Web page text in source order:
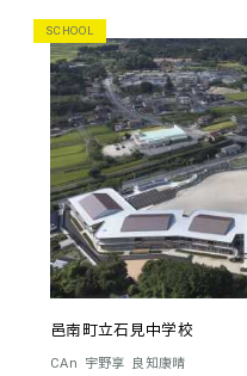
SCHOOL
邑南町立石見中学校
CAn 宇野享 良知康晴